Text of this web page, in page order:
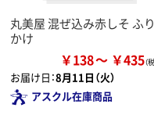
丸美屋 混ぜ込み赤しそ ふり
かけ
￥138 ￥435
お届け日：8月11日（火）
アスクル在庫商品